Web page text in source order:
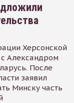
Херсонской
Александром
После
заявил
Минску часть